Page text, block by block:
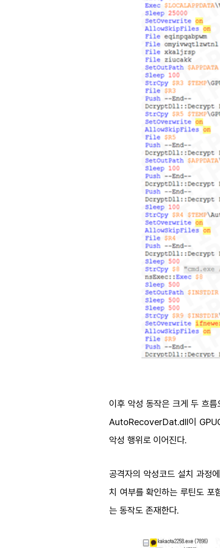
이후 악성 동작은 크게 두 흐
AutoRecoverDat.dll이
악성 행위로 이어진다.
공격자의 악성코드 설치 과
치 여부를 확인하는 루틴도
는 동작도 존재한다.